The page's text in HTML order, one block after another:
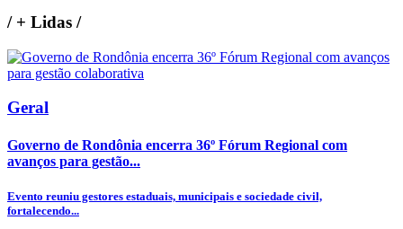
/+ Lidas /
Geral
Governo de Rondônia encerra 36º Fórum Regional com
avanços para gestão...
Evento reuniu gestores estaduais, municipais e sociedade civil,
fortalecendo...